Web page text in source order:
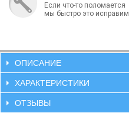
Если что-то поломается
мы быстро это исправим
ОПИСАНИЕ
ХАРАКТЕРИСТИКИ
ОТЗЫВЫ